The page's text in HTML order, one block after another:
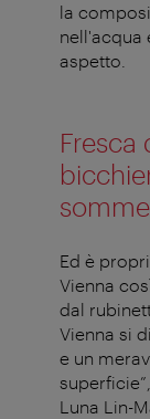
la
nell'acqua
aspetto.
Fresca
Ed è
Vienna
dal
Vienna si
e un
Luna Lin-